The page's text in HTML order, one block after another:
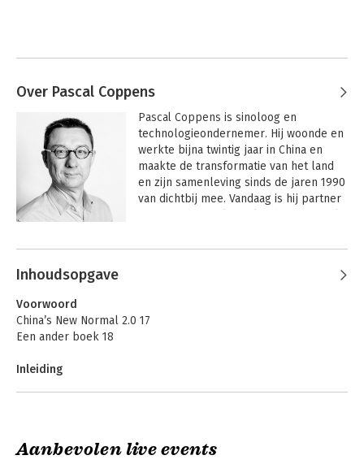
Over Pascal Coppens
Pascal Coppens is sinoloog en
technologieondernemer. Hij woonde en
werkte bijna twintig jaar in China en
maakte de transformatie van het land
en zijn samenleving sinds de jaren 1990
van dichtbij mee. Vandaag is hij partner
innovatie en leiderschap.
Hij combineert academische diepgang
aan de Vrije Universiteit Brussel.
Alcatel in China in 1999 en verhuisde in
2002 naar San Francisco. In 2004 was hij
Andere boeken door Pascal
Coppens
Inhoudsopgave
Voorwoord
China’s New Normal 2.0 17
Een ander boek 18
Inleiding
Een qubit-denkkader 27
Aanbevolen live events